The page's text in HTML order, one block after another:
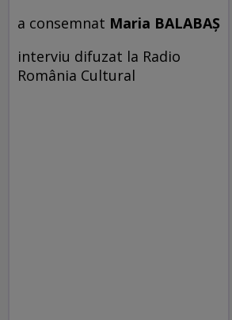
a consemnat Maria BALABAŞ
interviu difuzat la Radio
România Cultural